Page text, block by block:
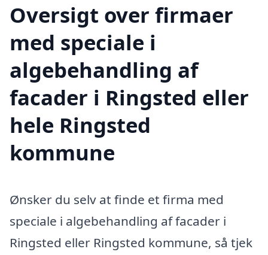
Oversigt over firmaer
med speciale i
algebehandling af
facader i Ringsted eller
hele Ringsted
kommune
Ønsker du selv at finde et firma med
speciale i algebehandling af facader i
Ringsted eller Ringsted kommune, så tjek